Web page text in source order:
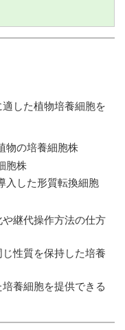
した植物培養細胞を
物の培養細胞株
胞株
入した形質転換細胞
継代操作方法の仕方
性質を保持した培養
養細胞を提供できる